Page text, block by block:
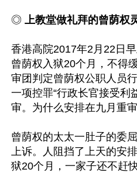
◎ 上教堂做礼拜的曾荫权
香港高院2017年2月22日
曾荫权入狱20个月，不得
审团判定曾荫权公职人员
一项控罪“行政长官接受利
审。为什么安排在九月重
曾荫权的太太一肚子的委
上诉。人阻挡了上天的安
狱20个月，一家子还不赶